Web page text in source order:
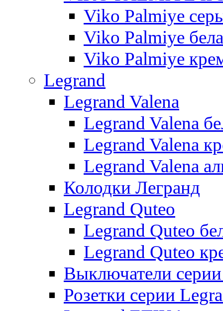
Viko Palmiye
Viko Palmiye
Viko Palmiye
Legrand
Legrand Valena
Legrand Valena
Legrand Valena
Legrand Valena
Колодки Легранд
Legrand Quteo
Legrand Quteo
Legrand Quteo
Выключатели
Розетки серии